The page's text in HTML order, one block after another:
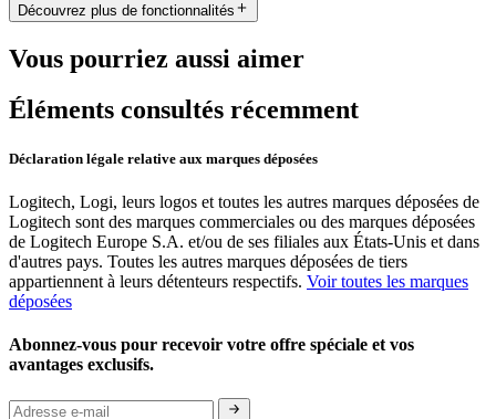
Découvrez plus de fonctionnalités
Vous pourriez aussi aimer
Éléments consultés récemment
Déclaration légale relative aux marques déposées
Logitech, Logi, leurs logos et toutes les autres marques déposées de
Logitech sont des marques commerciales ou des marques déposées
de Logitech Europe S.A. et/ou de ses filiales aux États-Unis et dans
d'autres pays. Toutes les autres marques déposées de tiers
appartiennent à leurs détenteurs respectifs. Voir toutes les marques
déposées
Abonnez-vous pour recevoir votre offre spéciale et vos
avantages exclusifs.